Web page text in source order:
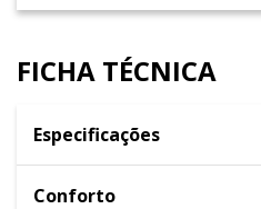
FICHA TÉCNICA
Especificações
Conforto